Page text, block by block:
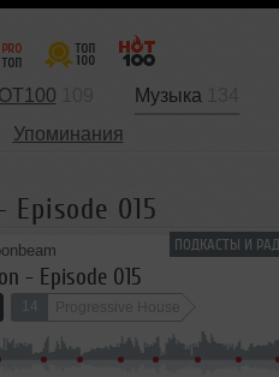
Музыка
Упоминания
Episode 015
ПОДКАСТЫ И
- Episode 015
Progressive House